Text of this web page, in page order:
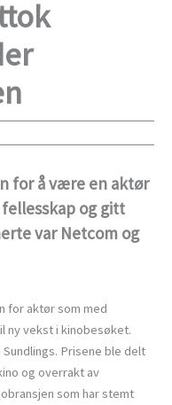
for å være en aktør
og gitt
var Netcom og
for aktør som med
ny vekst i kinobesøket.
Prisene ble delt
og overrakt av
som har stemt